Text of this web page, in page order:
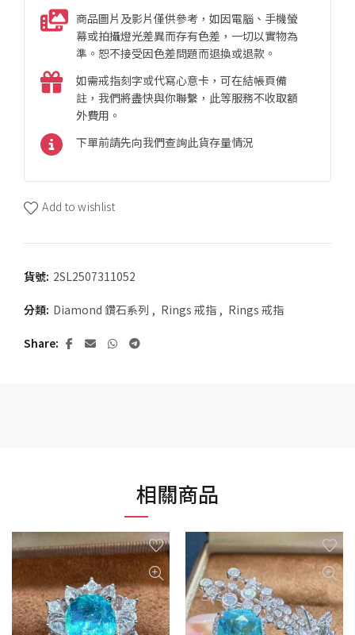
商品圖片及影片僅供參考，如因電腦、手機螢
幕或拍攝燈光差異而存有色差，一切以實物為
準。恕不接受因色差問題而退換或退款。
如需戒指刻字或代寫心意卡，可在結帳頁備
註，我們將盡快與你聯繫，此等服務不收取額
外費用。
下單前請先向我們查詢此貨存量情況
Add to wishlist
貨號: 2SL2507311052
分類: Diamond 鑽石系列 , Rings 戒指 , Rings 戒指
Share
相關商品